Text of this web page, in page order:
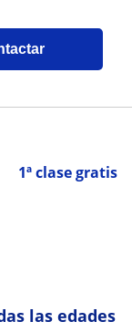
1ª clase gratis
las edades